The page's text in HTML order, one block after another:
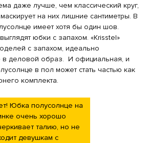
даже лучше, чем классический круг,
на них лишние сантиметры. В
имеет хотя бы один шов.
юбки с запахом. «Krisstel»
с запахом, идеально
деловой образ. И официальная, и
в пол может стать частью как
комплекта.
Юбка полусолнце на
очень хорошо
талию, но не
девушкам с